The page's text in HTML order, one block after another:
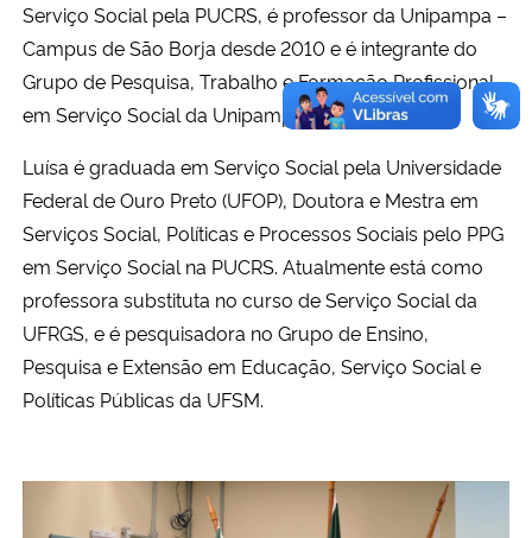
Serviço Social pela PUCRS, é professor da Unipampa –
Campus de São Borja desde 2010 e é integrante do
Grupo de Pesquisa, Trabalho e Formação Profissional
em Serviço Social da Unipampa.
Luísa é graduada em Serviço Social pela Universidade
Federal de Ouro Preto (UFOP), Doutora e Mestra em
Serviços Social, Políticas e Processos Sociais pelo PPG
em Serviço Social na PUCRS. Atualmente está como
professora substituta no curso de Serviço Social da
UFRGS, e é pesquisadora no Grupo de Ensino,
Pesquisa e Extensão em Educação, Serviço Social e
Políticas Públicas da UFSM.